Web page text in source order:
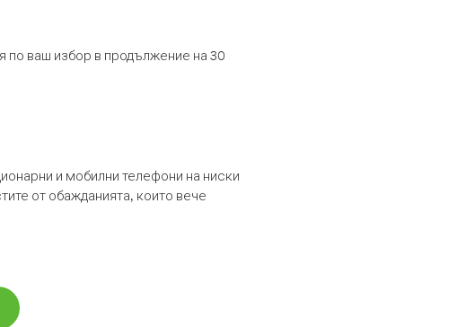
по ваш избор в продължение на 30
и мобилни телефони на ниски
от обажданията, които вече